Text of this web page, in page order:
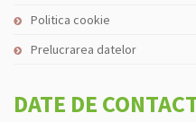
Politica cookie
Prelucrarea datelor
DATE DE